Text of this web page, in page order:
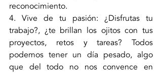
reconocimiento.
4. Vive de tu pasión: ¿Disfrutas tu
trabajo?, ¿te brillan los ojitos con tus
proyectos, retos y tareas? Todos
podemos tener un día pesado, algo
que del todo no nos convence en